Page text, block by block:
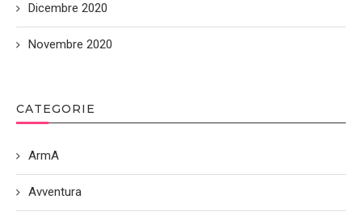
Dicembre 2020
Novembre 2020
CATEGORIE
ArmA
Avventura